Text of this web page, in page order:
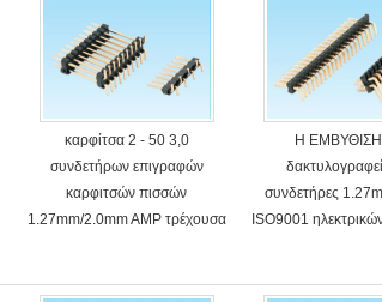
καρφίτσα 2 - 50 3,0
συνδετήρων επιγραφών
καρφιτσών πισσών
1.27mm/2.0mm AMP τρέχουσα
Η ΕΜΒΥΘΙΣΗ
συνδετήρες
ISO9001